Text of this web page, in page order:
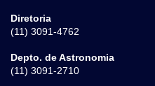
Diretoria
(11) 3091-4762
Depto. de Astronomia
(11) 3091-2710